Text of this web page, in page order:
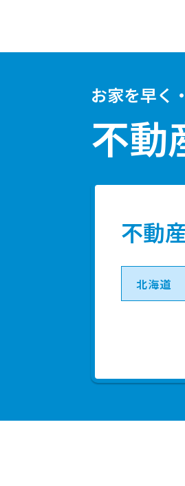
お家を早く
不動
不動